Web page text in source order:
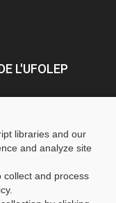
L'UFOLEP
libraries and our
and analyze site
collect and process